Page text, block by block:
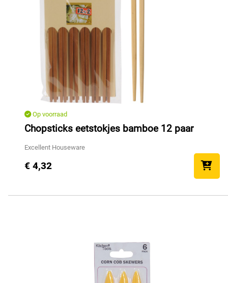
Op voorraad
Chopsticks eetstokjes bamboe 12 paar
Excellent Houseware
€ 4,32